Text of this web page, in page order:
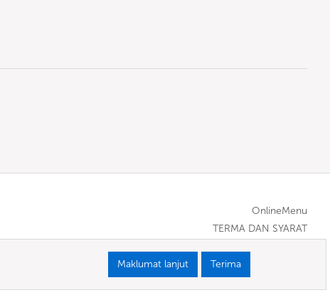
OnlineMenu
TERMA DAN SYARAT
Maklumat lanjut Terima